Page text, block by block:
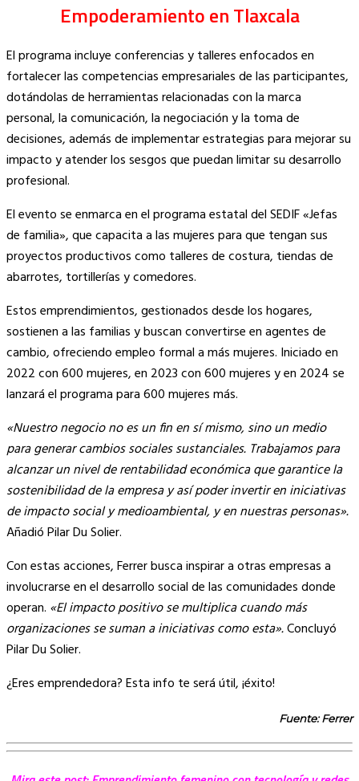
Empoderamiento en Tlaxcala
El programa incluye conferencias y talleres enfocados en
fortalecer las competencias empresariales de las participantes,
dotándolas de herramientas relacionadas con la marca
personal, la comunicación, la negociación y la toma de
decisiones, además de implementar estrategias para mejorar su
impacto y atender los sesgos que puedan limitar su desarrollo
profesional.
El evento se enmarca en el programa estatal del SEDIF «Jefas
de familia», que capacita a las mujeres para que tengan sus
proyectos productivos como talleres de costura, tiendas de
abarrotes, tortillerías y comedores.
Estos emprendimientos, gestionados desde los hogares,
sostienen a las familias y buscan convertirse en agentes de
cambio, ofreciendo empleo formal a más mujeres. Iniciado en
2022 con 600 mujeres, en 2023 con 600 mujeres y en 2024 se
lanzará el programa para 600 mujeres más.
«Nuestro negocio no es un fin en sí mismo, sino un medio
para generar cambios sociales sustanciales. Trabajamos para
alcanzar un nivel de rentabilidad económica que garantice la
sostenibilidad de la empresa y así poder invertir en iniciativas
de impacto social y medioambiental, y en nuestras personas».
Añadió Pilar Du Solier.
Con estas acciones, Ferrer busca inspirar a otras empresas a
involucrarse en el desarrollo social de las comunidades donde
operan. «El impacto positivo se multiplica cuando más
organizaciones se suman a iniciativas como esta».Concluyó
Pilar Du Solier.
¿Eres emprendedora? Esta info te será útil, ¡éxito!
Fuente: Ferrer